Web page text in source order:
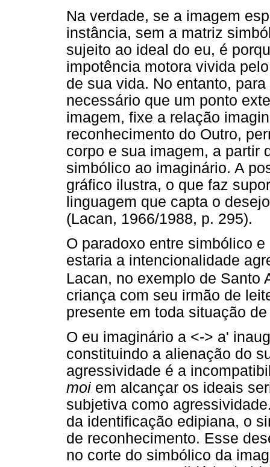
Na verdade, se a imagem
instância, sem a matriz
sujeito ao ideal do eu, é
impotência motora vivida
de sua vida. No entanto,
necessário que um ponto
imagem, fixe a relação
reconhecimento do Outro,
corpo e sua imagem, a partir
simbólico ao imaginário. A
gráfico ilustra, o que faz
linguagem que capta o
(Lacan, 1966/1988, p. 295).
O paradoxo entre simbólico
estaria a intencionalidade
Lacan, no exemplo de Santo
criança com seu irmão de
presente em toda situação
O eu imaginário a <-> a'
constituindo a alienação do
agressividade é a
moi em alcançar os ideais
subjetiva como
da identificação edipiana, o
de reconhecimento. Esse
no corte do simbólico da